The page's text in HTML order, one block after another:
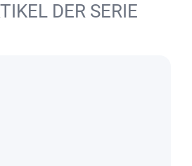
DER SERIE